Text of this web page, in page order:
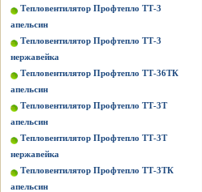
Тепловентилятор Профтепло ТТ-3
апельсин
Тепловентилятор Профтепло ТТ-3
нержавейка
Тепловентилятор Профтепло ТТ-36ТК
апельсин
Тепловентилятор Профтепло ТТ-3Т
апельсин
Тепловентилятор Профтепло ТТ-3Т
нержавейка
Тепловентилятор Профтепло ТТ-3ТК
апельсин